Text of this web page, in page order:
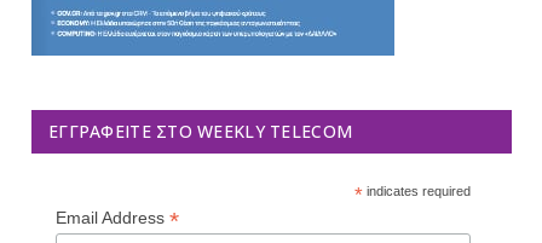
ΕΓΓΡΑΦΕΊΤΕ ΣΤΟ WEEKLY TELECOM
*indicates required
Email Address *